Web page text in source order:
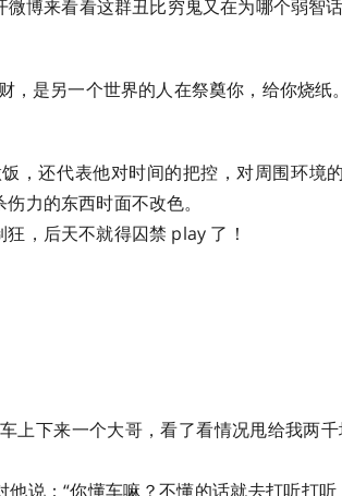
博来看看这群丑比穷鬼又在为哪个弱智话
是另一个世界的人在祭奠你，给你烧纸。
，还代表他对时间的把控，对周围环境
力的东西时面不改色。
，后天不就得囚禁 play 了！
上下来一个大哥，看了看情况甩给我两
说：“你懂车嘛？不懂的话就去打听打